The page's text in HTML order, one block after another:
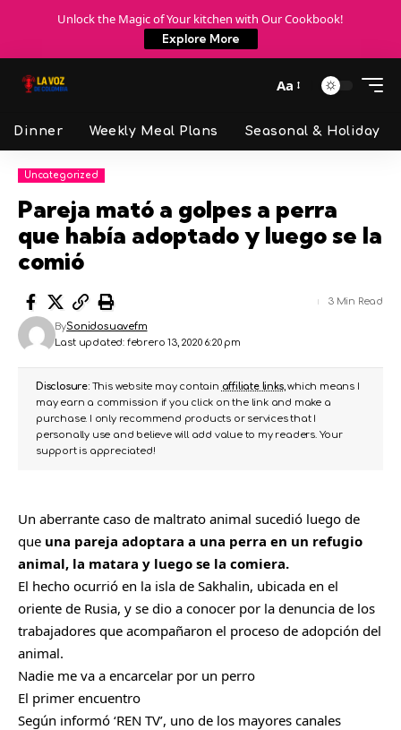
Unlock the Magic of Your kitchen with Our Cookbook!
Explore More
Aa
Dinner Weekly Meal Plans Seasonal & Holiday
Uncategorized
Pareja mató a golpes a perra
que había adoptado y luego se la
comió
Last updated: febrero 13, 2020 6:20 pm
BySonidosuavefm
3 Min Read
Disclosure:This website may contain affiliate links, which means I
may earn a commission if you click on the link and make a
purchase. I only recommend products or services that I
personally use and believe will add value to my readers. Your
support is appreciated!
Un aberrante caso de maltrato animal sucedió luego de
que una pareja adoptara a una perra en un refugio
animal, la matara y luego se la comiera.
El hecho ocurrió en la isla de Sakhalin, ubicada en el
oriente de Rusia, y se dio a conocer por la denuncia de los
trabajadores que acompañaron el proceso de adopción del
animal.
Nadie me va a encarcelar por un perro
El primer encuentro
Según informó ‘REN TV’, uno de los mayores canales